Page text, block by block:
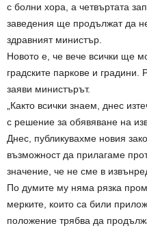
с болни хора, а четвъртата
заведения ще продължат да
здравният министър.
Новото е, че вече всички ще
градските паркове и
заяви министърът.
„Както всички знаем, днес
с решение за обявяване на
Днес, публикувахме новия
възможност да прилагаме
значение, че не сме в
По думите му няма рязка
мерките, които са били
положение трябва да